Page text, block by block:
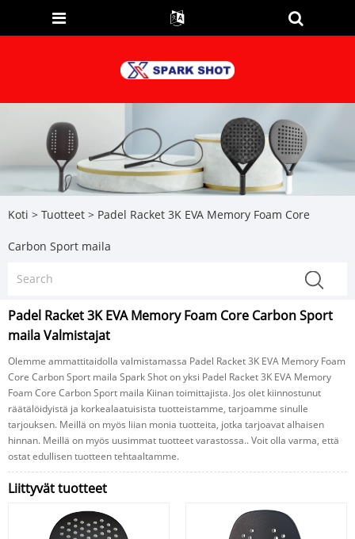
Koti > Tuotteet > Padel Racket 3K EVA Memory Foam Core
Carbon Sport maila
Padel Racket 3K EVA Memory Foam Core Carbon Sport
maila Valmistajat
Olemme ammattitaidolla valmistamassa Padel Racket 3K EVA Memory Foam
Core Carbon Sport maila Spark Shot on yksi Padel Racket 3K EVA Memory
Foam Core Carbon Sport maila Kiinan toimittajista. Jos olet kiinnostunut
räätälöidyistä ja korkealaatuisista tuotteistamme, tarjoamme sinulle
tarjouksen. Meillä on myös liian monia tuotteita, jotka tarjoavat alhaisen
hinnan. Meillä on myös uusimmat tuotteet varastossa.. Voit olla varma, että
ostat edullisen tuotteen tehtaaltamme.
Liittyvät tuotteet